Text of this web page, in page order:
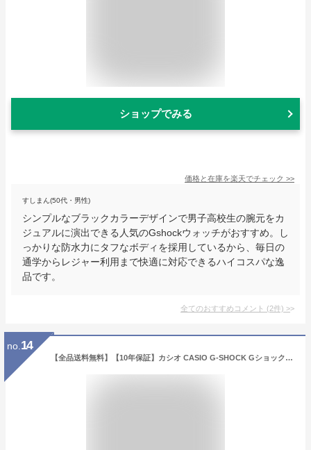
ショップでみる
価格と在庫を楽天でチェック >>
すしまん(50代・男性)
シンプルなブラックカラーデザインで男子高校生の腕元をカ
ジュアルに演出できる人気のGshockウォッチがおすすめ。し
っかりな防水力にタフなボディを採用しているから、毎日の
通学からレジャー利用まで快適に対応できるハイコスパな逸
品です。
全てのおすすめコメント (2件) >
no. 14
【全品送料無料】【10年保証】カシオ CASIO G-SHOCK Gショック ジーショック ブラック 黒 DW9052-1V メンズ 腕時計 防水 クオーツ カレンダー